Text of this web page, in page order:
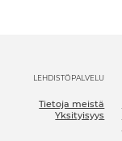
LEHDISTÖPALVELU
Tietoja meistä
Yksityisyys